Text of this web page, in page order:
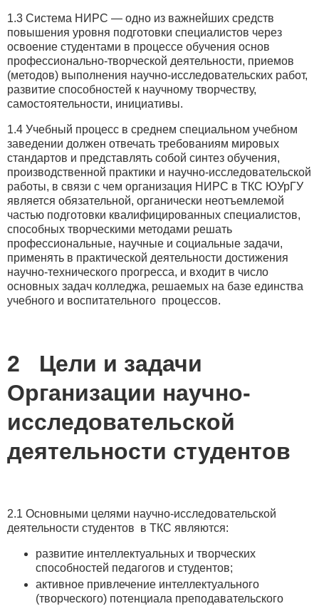
1.3 Система НИРС — одно из важнейших средств
повышения уровня подготовки специалистов через
освоение студентами в процессе обучения основ
профессионально-творческой деятельности, приемов
(методов) выполнения научно-исследовательских работ,
развитие способностей к научному творчеству,
самостоятельности, инициативы.
1.4 Учебный процесс в среднем специальном учебном
заведении должен отвечать требованиям мировых
стандартов и представлять собой синтез обучения,
производственной практики и научно-исследовательской
работы, в связи с чем организация НИРС в ТКС ЮУрГУ
является обязательной, органически неотъемлемой
частью подготовки квалифицированных специалистов,
способных творческими методами решать
профессиональные, научные и социальные задачи,
применять в практической деятельности достижения
научно-технического прогресса, и входит в число
основных задач колледжа, решаемых на базе единства
учебного и воспитательного процессов.
2 Цели и задачи
Организации научно-
исследовательской
деятельности студентов
2.1 Основными целями научно-исследовательской
деятельности студентов в ТКС являются:
развитие интеллектуальных и творческих
способностей педагогов и студентов;
активное привлечение интеллектуального
(творческого) потенциала преподавательского